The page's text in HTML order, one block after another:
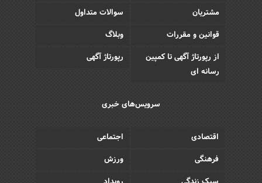
مشتریان
سوالات متداول
قوانین و مقررات
وبلاگ
از رپورتاژ آگهی تا کمپین
رسانه ای
رپورتاژ آگهی
سرویس‌های خبری
اقتصادی
اجتماعی
فرهنگی
ورزش